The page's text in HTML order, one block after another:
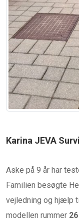
Karina JEVA
Aske på 9 år har
Familien besøgte
vejledning og hjælp
modellen rummer